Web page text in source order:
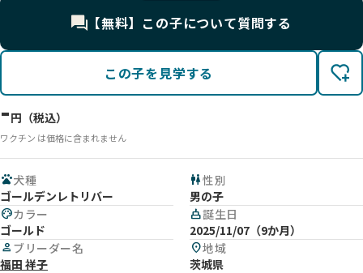
【無料】この子について質問する
この子を見学する
-円（税込）
ワクチン は価格に含まれません
pets犬種
ゴールデンレトリバー
wc性別
男の子
paletteカラー
ゴールド
cake誕生日
2025/11/07（9か月）
person ブリーダー名
福田 祥子
location_on地域
茨城県